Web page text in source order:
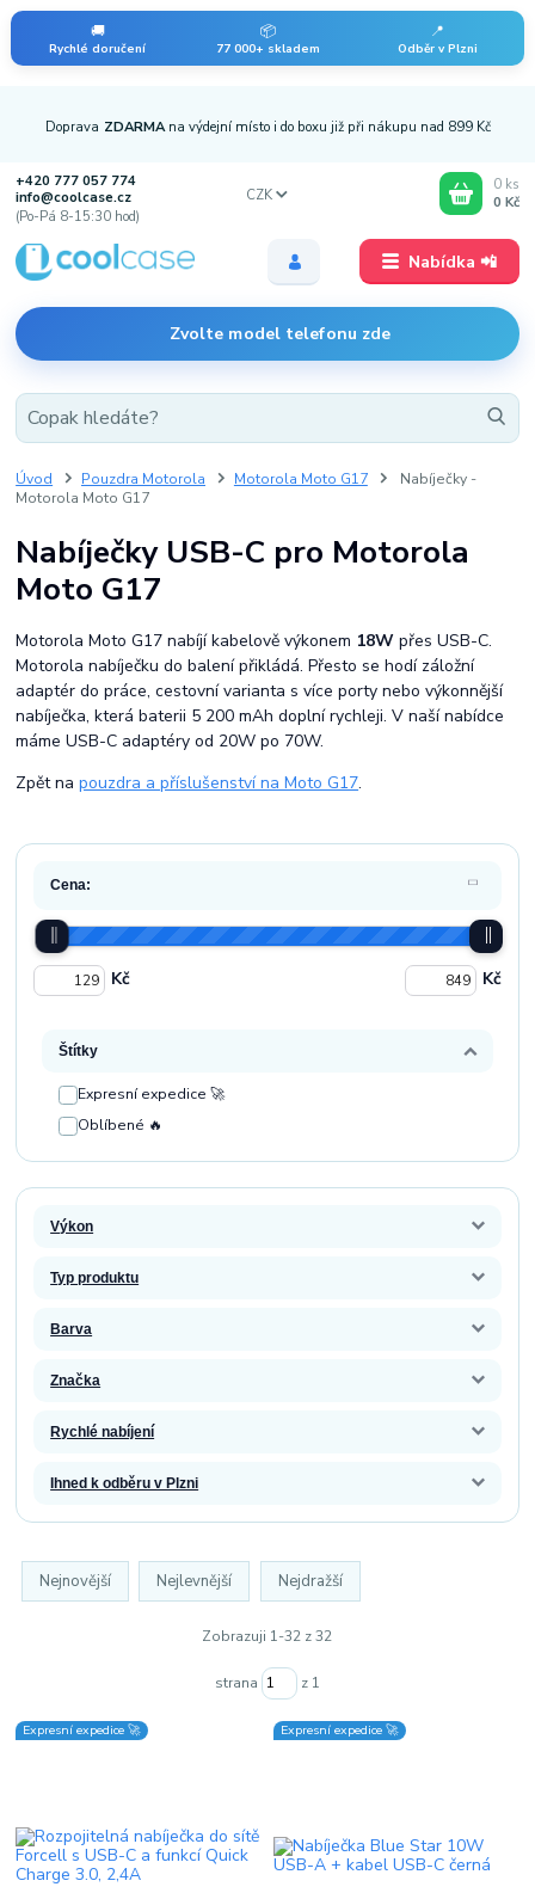
🚚
Rychlé doručení
📦
77 000+ skladem
📍
Odběr v Plzni
Nabídka 📲
Doprava ZDARMA na výdejní místo i do boxu již při nákupu nad 899 Kč
+420 777 057 774
info@coolcase.cz
(Po-Pá 8-15:30 hod)
Zvolte model telefonu zde
CZK
0 ks
0 Kč
Úvod Pouzdra Motorola Motorola Moto G17
Nabíječky -
Motorola Moto G17
Nabíječky USB-C pro Motorola
Moto G17
Motorola Moto G17 nabíjí kabelově výkonem 18W přes USB-C.
Motorola nabíječku do balení přikládá. Přesto se hodí záložní
adaptér do práce, cestovní varianta s více porty nebo výkonnější
nabíječka, která baterii 5 200 mAh doplní rychleji. V naší nabídce
máme USB-C adaptéry od 20W po 70W.
Zpět napouzdra a příslušenství na Moto G17.
Cena:
Kč Kč
Štítky
Expresní expedice 🚀
Oblíbené 🔥
Výkon
Typ produktu
Barva
Značka
Rychlé nabíjení
Ihned k odběru v Plzni
Nejnovější Nejlevnější Nejdražší
Zobrazuji 1-32 z 32
strana z 1
Expresní expedice 🚀 Expresní expedice 🚀